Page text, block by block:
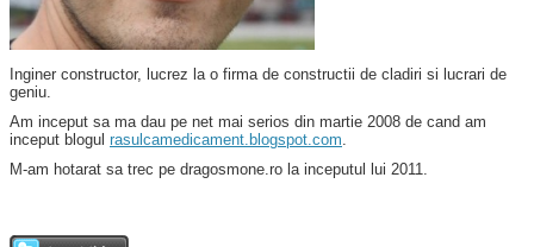
Inginer constructor, lucrez la o firma de constructii de cladiri si lucrari de
geniu.
Am inceput sa ma dau pe net mai serios din martie 2008 de cand am
inceput blogul rasulcamedicament.blogspot.com.
M-am hotarat sa trec pe dragosmone.ro la inceputul lui 2011.